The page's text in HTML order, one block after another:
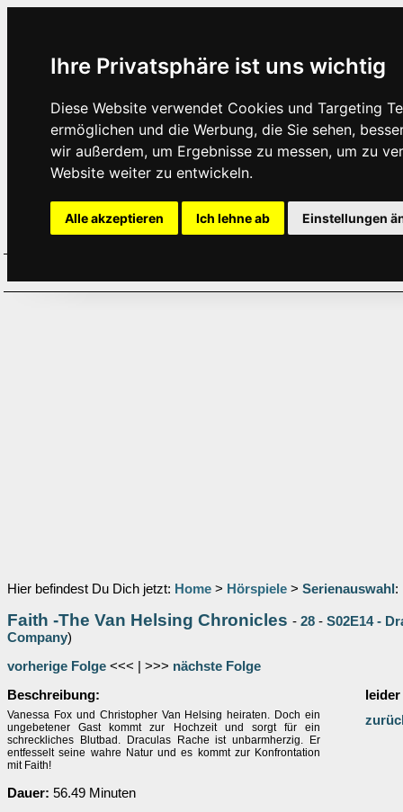
Ihre Privatsphäre ist uns wichtig
Diese Website verwendet Cookies und Targeting
ermöglichen und die Werbung, die Sie sehen,
wir außerdem, um Ergebnisse zu messen, um zu
Website weiter zu entwickeln.
Alle akzeptieren Ich lehne ab Einstellungen
Hier befindest Du Dich jetzt: Home > Hörspiele > Serienauswahl :
Faith -The Van Helsing Chronicles - 28 - S02E14 -
Company)
vorherige Folge <<< | >>> nächste Folge
Beschreibung:
Vanessa Fox und Christopher Van Helsing heiraten. Doch ein
ungebetener Gast kommt zur Hochzeit und sorgt für ein
schreckliches Blutbad. Draculas Rache ist unbarmherzig. Er
entfesselt seine wahre Natur und es kommt zur Konfrontation
mit Faith!
Dauer: 56.49 Minuten